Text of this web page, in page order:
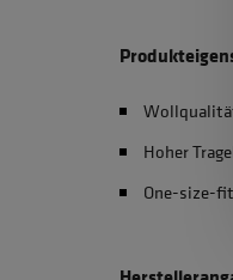
Hoher
One-size-